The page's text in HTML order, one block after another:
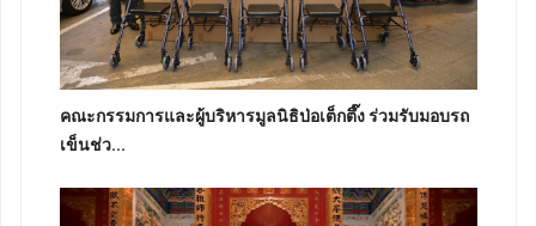
คณะกรรมการและผู้บริหารมูลนิธิป่อเต็กตึ๊ง ร่วมรับมอบรถ
เข็นช่ว...